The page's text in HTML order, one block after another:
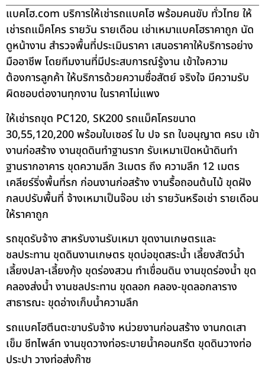
แบคโฮ.com บริการให้เช่ารถแบคโฮ พร้อมคนขับ ทั่วไทย ให้
เช่ารถแม็คโคร รายวัน รายเดือน เช่าเหมาแบคโฮราคาถูก นัด
ดูหน้างาน สำรวจพื้นที่ประเมินราคา เสนอราคาให้บริการอย่าง
มืออาชีพ โดยทีมงานที่มีประสบการณ์รู้งาน เข้าใจความ
ต้องการลูกค้า ให้บริการด้วยความซื่อสัตย์ จริงใจ มีความรับ
ผิดชอบต่องานทุกงาน ในราคาไม่แพง
ให้เช่ารถขุด PC120, SK200 รถแม็คโครขนาด
30,55,120,200 พร้อมใบเซอร์ ใบ ปจ รถ ใบอนุญาต ครบ เข้า
งานก่อสร้าง งานขุดดินทำฐานราก รับเหมาเปิดหน้าดินทำ
ฐานรากอาคาร ขุดความลึก 3เมตร ถึง ความลึก 12 เมตร
เคลียร์ริ่งพื้นที่รก ก่อนงานก่อสร้าง งานรื้อถอนต้นไม้ ขุดฝัง
กลบปรับพื้นที่ จ้างเหมาเป็นจ๊อบ เช่า รายวันหรือเช่า รายเดือน
ให้ราคาถูก
รถขุดรับจ้าง สาหรับงานรับเหมา ขุดงานเกษตรและ
ชลประทาน ขุดดินงานเกษตร ขุดบ่อขุดสระน้ำ เลี้ยงสัตว์น้ำ
เลี้ยงปลา-เลี้ยงกุ้ง ขุดร่องสวน ทำเขื่อนดิน งานขุดร่องน้ำ ขุด
คลองส่งน้ำ งานชลประทาน ขุดลอก คลอง-ขุดลอกลาราง
สาธารณะ ขุดอ่างเก็บน้ำความลึก
รถแบคโฮตีนตะขาบรับจ้าง หน่วยงานก่อนสร้าง งานกดเสา
เข็ม ชีทไพล์ท งานขุดวางท่อระบายน้ำคอนกรีต ขุดดินวางท่อ
ประปา วางท่อส่งก๊าซ